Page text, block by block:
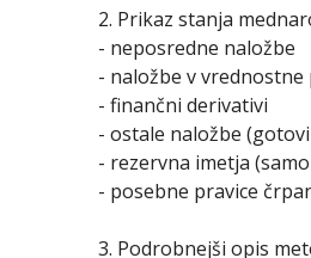
2. Prikaz stanja
- neposredne naložbe
- naložbe v vrednostne
- finančni derivativi
- ostale naložbe
- rezervna imetja
- posebne pravice
3. Podrobnejši opis